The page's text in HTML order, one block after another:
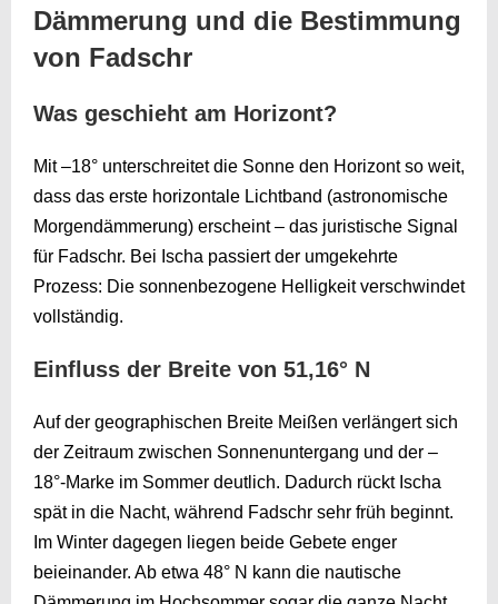
Dämmerung und die Bestimmung
von Fadschr
Was geschieht am Horizont?
Mit –18° unterschreitet die Sonne den Horizont so weit,
dass das erste horizontale Lichtband (astronomische
Morgendämmerung) erscheint – das juristische Signal
für Fadschr. Bei Ischa passiert der umgekehrte
Prozess: Die sonnenbezogene Helligkeit verschwindet
vollständig.
Einfluss der Breite von 51,16° N
Auf der geographischen Breite Meißen verlängert sich
der Zeitraum zwischen Sonnenuntergang und der –
18°-Marke im Sommer deutlich. Dadurch rückt Ischa
spät in die Nacht, während Fadschr sehr früh beginnt.
Im Winter dagegen liegen beide Gebete enger
beieinander. Ab etwa 48° N kann die nautische